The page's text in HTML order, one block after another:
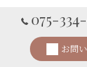
ミセスの髪質
ミセスの方々の
の特性を理解す
075-
お問